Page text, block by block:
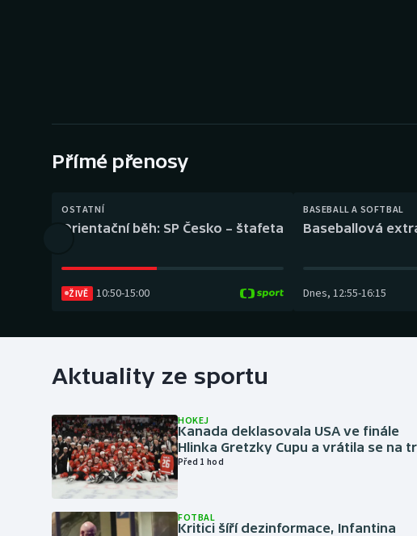
Futsal
Přímé přenosy
OSTATNÍ
Orientační běh: SP Česko – štafeta
ŽIVĚ 10:50-15:00
BASEBALL A SOFTBAL
Baseballová
Dnes, 12:55-16:15
Aktuality ze sportu
HOKEJ
Kanada deklasovala USA ve finále
Hlinka Gretzky Cupu a vrátila se na
Před 1 hod
FOTBAL
Kritici šíří dezinformace, Infantina